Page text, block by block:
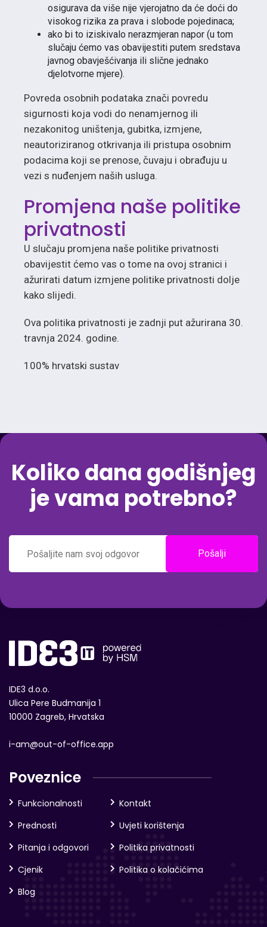
osigurava da više nije vjerojatno da će doći do
visokog rizika za prava i slobode pojedinaca;
ako bi to iziskivalo nerazmjeran napor (u tom
slučaju ćemo vas obavijestiti putem sredstava
javnog obavješćivanja ili slične jednako
djelotvorne mjere).
Povreda osobnih podataka znači povredu
sigurnosti koja vodi do nenamjernog ili
nezakonitog uništenja, gubitka, izmjene,
neautoriziranog otkrivanja ili pristupa osobnim
podacima koji se prenose, čuvaju i obrađuju u
vezi s nuđenjem naših usluga.
Promjena naše politike
privatnosti
U slučaju promjena naše politike privatnosti
obavijestit ćemo vas o tome na ovoj stranici i
ažurirati datum izmjene politike privatnosti dolje
kako slijedi.
Ova politika privatnosti je zadnji put ažurirana 30.
travnja 2024. godine.
100% hrvatski sustav
Koliko dana godišnjeg
je vama potrebno?
Pošalji
IDE3 d.o.o.
Ulica Pere Budmanija 1
10000 Zagreb, Hrvatska
i-am@out-of-office.app
Poveznice
Funkcionalnosti
Kontakt
Prednosti
Uvjeti korištenja
Pitanja i odgovori
Politika privatnosti
Cjenik
Politika o kolačićima
Blog